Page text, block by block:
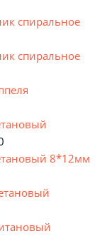
спиральное
спиральное
8*12мм